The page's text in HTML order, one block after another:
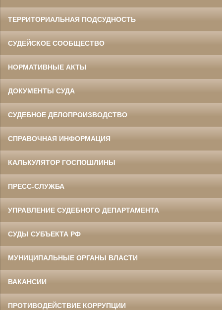
ТЕРРИТОРИАЛЬНАЯ ПОДСУДНОСТЬ
СУДЕЙСКОЕ СООБЩЕСТВО
НОРМАТИВНЫЕ АКТЫ
ДОКУМЕНТЫ СУДА
СУДЕБНОЕ ДЕЛОПРОИЗВОДСТВО
СПРАВОЧНАЯ ИНФОРМАЦИЯ
КАЛЬКУЛЯТОР ГОСПОШЛИНЫ
ПРЕСС-СЛУЖБА
УПРАВЛЕНИЕ СУДЕБНОГО ДЕПАРТАМЕНТА
СУДЫ СУБЪЕКТА РФ
МУНИЦИПАЛЬНЫЕ ОРГАНЫ ВЛАСТИ
ВАКАНСИИ
ПРОТИВОДЕЙСТВИЕ КОРРУПЦИИ